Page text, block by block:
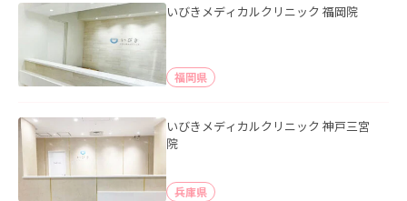
いびきメディカルクリニック 福岡院
福岡県
いびきメディカルクリニック 神戸三宮
院
兵庫県